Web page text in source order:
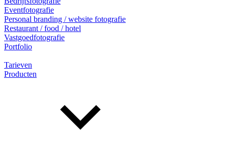
Eventfotografie
Personal branding / website fotografie
Restaurant / food / hotel
Vastgoedfotografie
Portfolio
Tarieven
Producten